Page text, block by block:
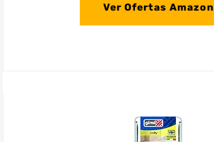
Ver Ofertas Amazon